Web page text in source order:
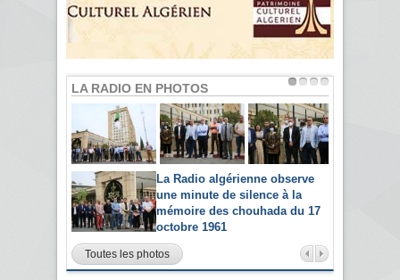
LA RADIO EN PHOTOS
La Radio algérienne observe
une minute de silence à la
mémoire des chouhada du 17
octobre 1961
Toutes les photos